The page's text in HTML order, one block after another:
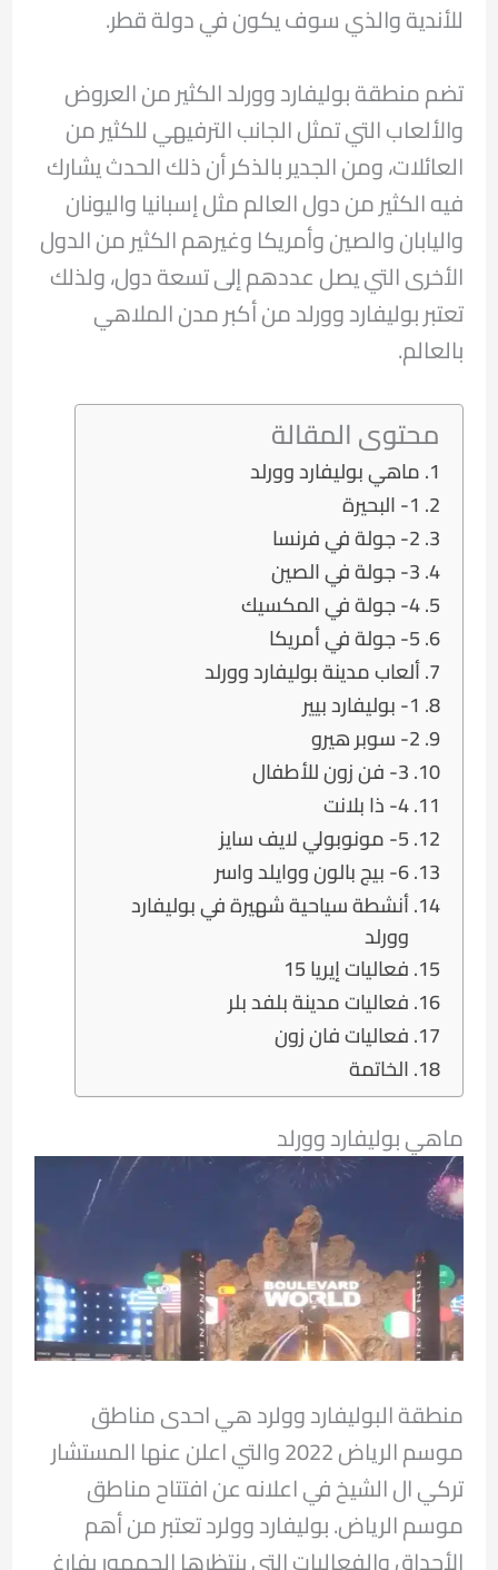
للأندية والذي سوف يكون في دولة قطر.
تضم منطقة بوليفارد وورلد الكثير من العروض
والألعاب التي تمثل الجانب الترفيهي للكثير من
العائلات، ومن الجدير بالذكر أن ذلك الحدث يشارك
فيه الكثير من دول العالم مثل إسبانيا واليونان
واليابان والصين وأمريكا وغيرهم الكثير من الدول
الأخرى التي يصل عددهم إلى تسعة دول، ولذلك
تعتبر بوليفارد وورلد من أكبر مدن الملاهي
بالعالم.
محتوى المقالة
ماهي بوليفارد وورلد
1- البحيرة
2- جولة في فرنسا
3- جولة في الصين
4- جولة في المكسيك
5- جولة في أمريكا
ألعاب مدينة بوليفارد وورلد
1- بوليفارد بيير
2- سوبر هيرو
3- فن زون للأطفال
4- ذا بلانت
5- مونوبولي لايف سايز
6- بيج بالون ووايلد واسر
أنشطة سياحية شهيرة في بوليفارد
وورلد
فعاليات إيريا 15
فعاليات مدينة بلفد بلر
فعاليات فان زون
الخاتمة
ماهي بوليفارد وورلد
منطقة البوليفارد وولرد هي احدى مناطق
موسم الرياض 2022 والتي اعلن عنها المستشار
تركي ال الشيخ في اعلانه عن افتتاح مناطق
موسم الرياض. بوليفارد وولرد تعتبر من أهم
الأحداق والفعاليات التي ينتظرها الجمهور بفارغ